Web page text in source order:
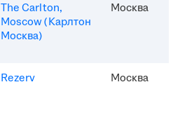
The Carlton,
Moscow (Карлтон
Москва)
Москва
Rezerv Москва